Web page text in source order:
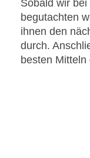
Sobald wir
begutachten
ihnen den
durch.
besten